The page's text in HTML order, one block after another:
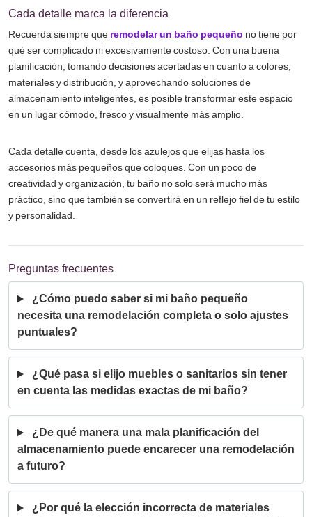
Cada detalle marca la diferencia
Recuerda siempre que remodelar un baño pequeño no tiene por
qué ser complicado ni excesivamente costoso. Con una buena
planificación, tomando decisiones acertadas en cuanto a colores,
materiales y distribución, y aprovechando soluciones de
almacenamiento inteligentes, es posible transformar este espacio
en un lugar cómodo, fresco y visualmente más amplio.
Cada detalle cuenta, desde los azulejos que elijas hasta los
accesorios más pequeños que coloques. Con un poco de
creatividad y organización, tu baño no solo será mucho más
práctico, sino que también se convertirá en un reflejo fiel de tu estilo
y personalidad.
Preguntas frecuentes
¿Cómo puedo saber si mi baño pequeño
necesita una remodelación completa o solo ajustes
puntuales?
¿Qué pasa si elijo muebles o sanitarios sin tener
en cuenta las medidas exactas de mi baño?
¿De qué manera una mala planificación del
almacenamiento puede encarecer una remodelación
a futuro?
¿Por qué la elección incorrecta de materiales